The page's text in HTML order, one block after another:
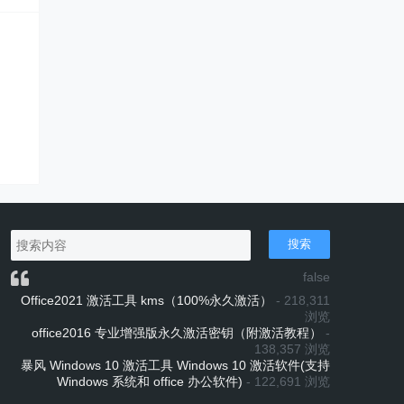
搜索
false
Office2021 激活工具 kms（100%永久激活）
- 218,311
浏览
office2016 专业增强版永久激活密钥（附激活教程）
-
138,357 浏览
暴风 Windows 10 激活工具 Windows 10 激活软件(支持
Windows 系统和 office 办公软件) - 122,691 浏览